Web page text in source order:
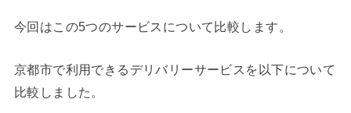
今回はこの5つのサービスについて比較します。
京都市で利用できるデリバリーサービスを以下について
比較しました。